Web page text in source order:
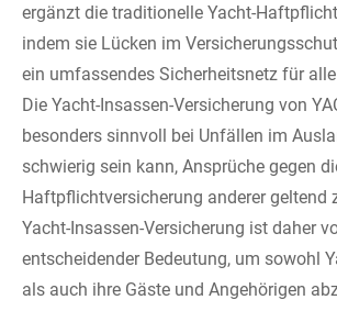
ergänzt die traditionelle Yacht-
indem sie Lücken im
ein umfassendes Sicherheitsnetz für
Die Yacht-Insassen-Versicherung von
besonders sinnvoll bei Unfällen im
schwierig sein kann, Ansprüche gegen
Haftpflichtversicherung anderer geltend
Yacht-Insassen-Versicherung ist daher
entscheidender Bedeutung, um sowohl
als auch ihre Gäste und Angehörigen